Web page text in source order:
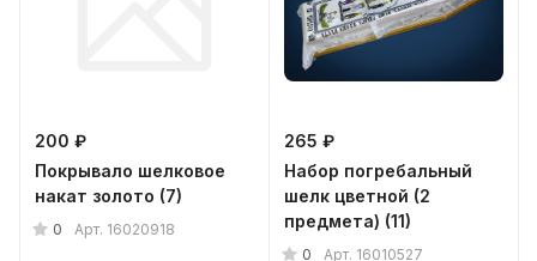
200 ₽
Покрывало шелковое
накат золото (7)
0 Арт. 16020918
265 ₽
Набор погребальный
шелк цветной (2
предмета) (11)
0 Арт. 16010527